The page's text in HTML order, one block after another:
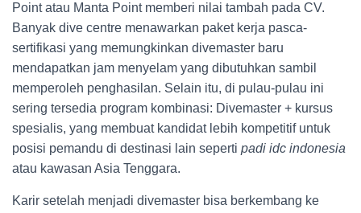
Point atau Manta Point memberi nilai tambah pada CV.
Banyak dive centre menawarkan paket kerja pasca-
sertifikasi yang memungkinkan divemaster baru
mendapatkan jam menyelam yang dibutuhkan sambil
memperoleh penghasilan. Selain itu, di pulau-pulau ini
sering tersedia program kombinasi: Divemaster + kursus
spesialis, yang membuat kandidat lebih kompetitif untuk
posisi pemandu di destinasi lain seperti padi idc indonesia
atau kawasan Asia Tenggara.
Karir setelah menjadi divemaster bisa berkembang ke